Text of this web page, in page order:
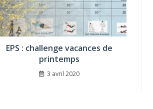
EPS : challenge vacances de
printemps
3 avril 2020